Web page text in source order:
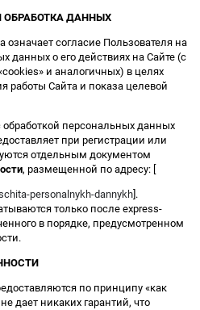
ДАННЫХ
означает согласие Пользователя на
данных о его действиях на Сайте (с
и аналогичных) в целях
работы Сайта и показа целевой
персональных данных
при регистрации или
отдельным документом
, размещенной по адресу: [
personalnykh-dannykh ].
только после express-
в порядке, предусмотренном
по принципу «как
дает никаких гарантий, что